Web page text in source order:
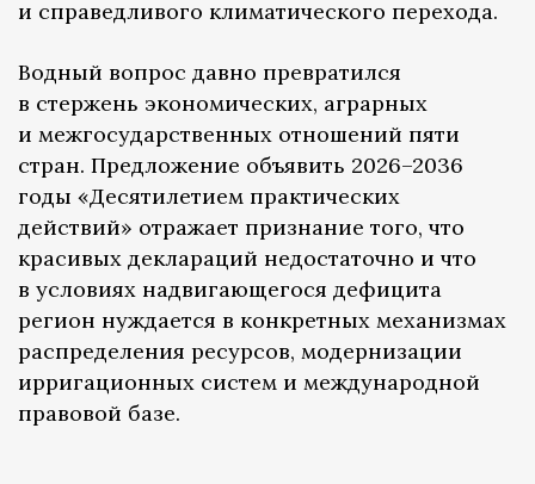
и справедливого климатического перехода.
Водный вопрос давно превратился
в стержень экономических, аграрных
и межгосударственных отношений пяти
стран. Предложение объявить 2026–2036
годы «Десятилетием практических
действий» отражает признание того, что
красивых деклараций недостаточно и что
в условиях надвигающегося дефицита
регион нуждается в конкретных механизмах
распределения ресурсов, модернизации
ирригационных систем и международной
правовой базе.